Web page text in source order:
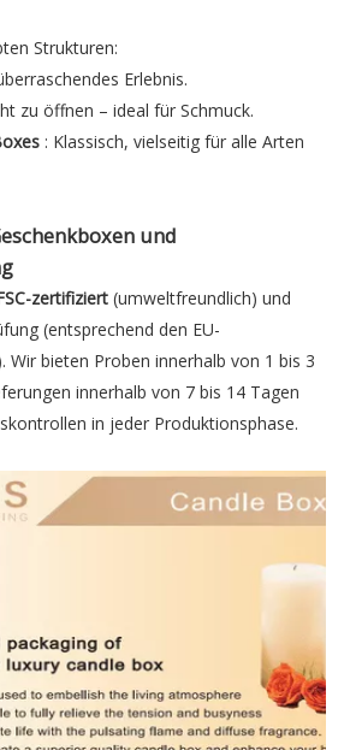
Strukturen:
Erlebnis.
zu öffnen – ideal für Schmuck.
: Klassisch, vielseitig für alle Arten
und
zertifiziert (umweltfreundlich) und
(entsprechend den EU-
Wir bieten Proben innerhalb von 1 bis 3
innerhalb von 7 bis 14 Tagen
in jeder Produktionsphase.